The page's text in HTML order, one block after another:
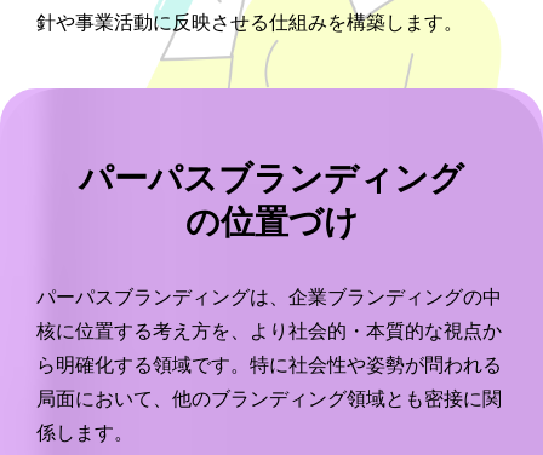
針や事業活動に反映させる仕組みを構築します。
パーパスブランディング
の位置づけ
パーパスブランディングは、企業ブランディングの中
核に位置する考え方を、より社会的・本質的な視点か
ら明確化する領域です。特に社会性や姿勢が問われる
局面において、他のブランディング領域とも密接に関
係します。